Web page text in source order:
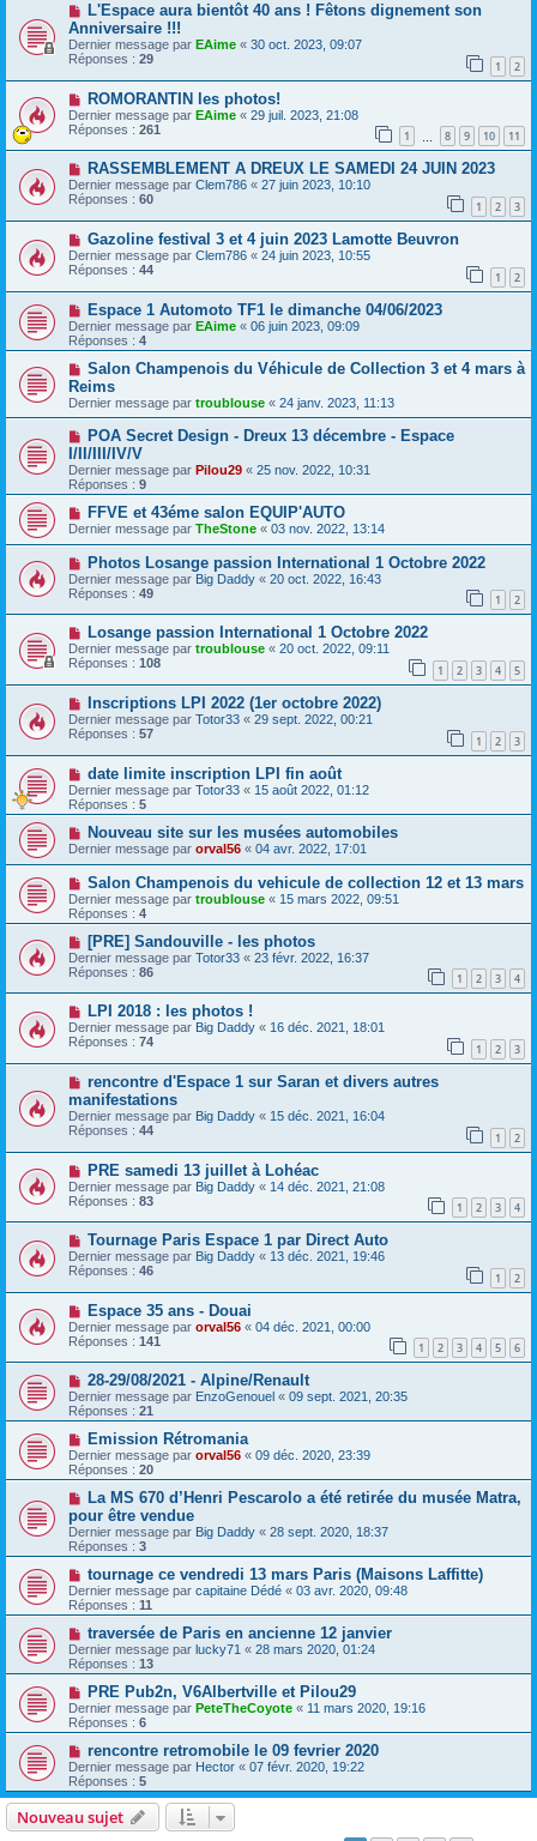
L'Espace aura bientôt 40 ans ! Fêtons dignement son
Anniversaire !!!
Dernier message par EAime « 30 oct. 2023, 09:07
Réponses : 29 1 2
ROMORANTIN les photos!
Dernier message par EAime « 29 juil. 2023, 21:08
Réponses : 261 1 8 9 10 11
RASSEMBLEMENT A DREUX LE SAMEDI 24 JUIN 2023
Dernier message par Clem786 « 27 juin 2023, 10:10
Réponses : 60 1 2 3
Gazoline festival 3 et 4 juin 2023 Lamotte Beuvron
Dernier message par Clem786 « 24 juin 2023, 10:55
Réponses : 44 1 2
Espace 1 Automoto TF1 le dimanche 04/06/2023
Dernier message par EAime « 06 juin 2023, 09:09
Réponses : 4
Salon Champenois du Véhicule de Collection 3 et 4 mars à
Reims
Dernier message par troublouse « 24 janv. 2023, 11:13
POA Secret Design - Dreux 13 décembre - Espace
I/II/III/IV/V
Dernier message par Pilou29 « 25 nov. 2022, 10:31
Réponses : 9
FFVE et 43éme salon EQUIP'AUTO
Dernier message par TheStone « 03 nov. 2022, 13:14
Photos Losange passion International 1 Octobre 2022
Dernier message par Big Daddy « 20 oct. 2022, 16:43
Réponses : 49 1 2
Losange passion International 1 Octobre 2022
Dernier message par troublouse « 20 oct. 2022, 09:11
Réponses : 108 1 2 3 4 5
Inscriptions LPI 2022 (1er octobre 2022)
Dernier message par Totor33 « 29 sept. 2022, 00:21
Réponses : 57 1 2 3
date limite inscription LPI fin août
Dernier message par Totor33 « 15 août 2022, 01:12
Réponses : 5
Nouveau site sur les musées automobiles
Dernier message par orval56 « 04 avr. 2022, 17:01
Salon Champenois du vehicule de collection 12 et 13 mars
Dernier message par troublouse « 15 mars 2022, 09:51
Réponses : 4
[PRE] Sandouville - les photos
Dernier message par Totor33 « 23 févr. 2022, 16:37
Réponses : 86 1 2 3 4
LPI 2018 : les photos !
Dernier message par Big Daddy « 16 déc. 2021, 18:01
Réponses : 74 1 2 3
rencontre d'Espace 1 sur Saran et divers autres
manifestations
Dernier message par Big Daddy « 15 déc. 2021, 16:04
Réponses : 44 1 2
PRE samedi 13 juillet à Lohéac
Dernier message par Big Daddy « 14 déc. 2021, 21:08
Réponses : 83 1 2 3 4
Tournage Paris Espace 1 par Direct Auto
Dernier message par Big Daddy « 13 déc. 2021, 19:46
Réponses : 46 1 2
Espace 35 ans - Douai
Dernier message par orval56 « 04 déc. 2021, 00:00
Réponses : 141 1 2 3 4 5 6
28-29/08/2021 - Alpine/Renault
Dernier message par EnzoGenouel « 09 sept. 2021, 20:35
Réponses : 21
Emission Rétromania
Dernier message par orval56 « 09 déc. 2020, 23:39
Réponses : 20
La MS 670 d’Henri Pescarolo a été retirée du musée Matra,
pour être vendue
Dernier message par Big Daddy « 28 sept. 2020, 18:37
Réponses : 3
tournage ce vendredi 13 mars Paris (Maisons Laffitte)
Dernier message par capitaine Dédé « 03 avr. 2020, 09:48
Réponses : 11
traversée de Paris en ancienne 12 janvier
Dernier message par lucky71 « 28 mars 2020, 01:24
Réponses : 13
PRE Pub2n, V6Albertville et Pilou29
Dernier message par PeteTheCoyote « 11 mars 2020, 19:16
Réponses : 6
rencontre retromobile le 09 fevrier 2020
Dernier message par Hector « 07 févr. 2020, 19:22
Réponses : 5
Nouveau sujet